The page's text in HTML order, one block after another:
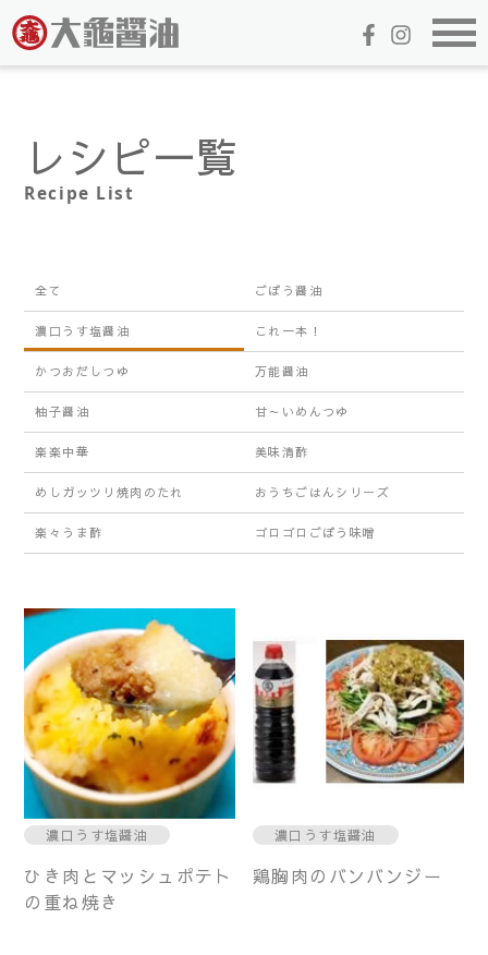
レシピ一覧
Recipe List
全て ごぼう醤油
濃口うす塩醤油 これ一本！
かつおだしつゆ 万能醤油
柚子醤油 甘～いめんつゆ
楽楽中華 美味清酢
めしガッツリ焼肉のたれ おうちごはんシリーズ
楽々うま酢 ゴロゴロごぼう味噌
濃口うす塩醤油
ひき肉とマッシュポテト
の重ね焼き
濃口うす塩醤油
鶏胸肉のバンバンジー